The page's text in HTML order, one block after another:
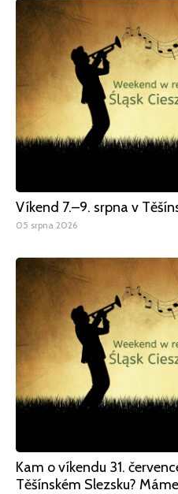
Víkend 7.–9. srpna v
05 srpna 2026
Kam o víkendu 31.
Těšínském Slezsku?